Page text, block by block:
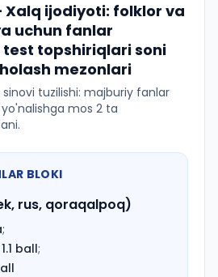
Xalq ijodiyoti: folklor va
uchun fanlar
topshiriqlari soni
mezonlari
sinovi tuzilishi: majburiy fanlar
mos 2 ta
BLOKI
rus, qoraqalpoq)
;
1.1 ball;